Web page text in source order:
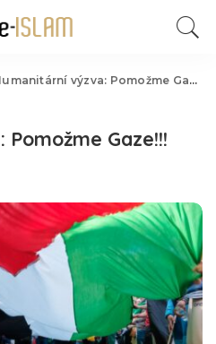
výzva: Pomožme Gaze!!!
Gaze!!!